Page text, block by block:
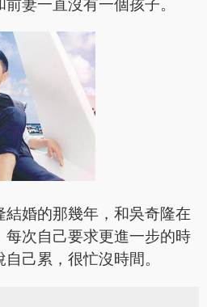
妻一直沒有一個孩子。
結婚的那幾年，和吳奇隆在
每次自己要求更進一步的時
己累，很忙沒時間。